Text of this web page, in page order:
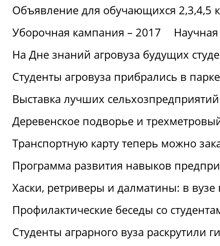
Объявление для обучающихся 2,3,4,5
Уборочная кампания – 2017
На Дне знаний агровуза будущих
Студенты агровуза прибрались в
Выставка лучших
Деревенское подворье и
Транспортную карту теперь можно
Программа развития навыков
Хаски, ретриверы и далматины: в вузе
Профилактические беседы со
Студенты аграрного вуза раскрутили